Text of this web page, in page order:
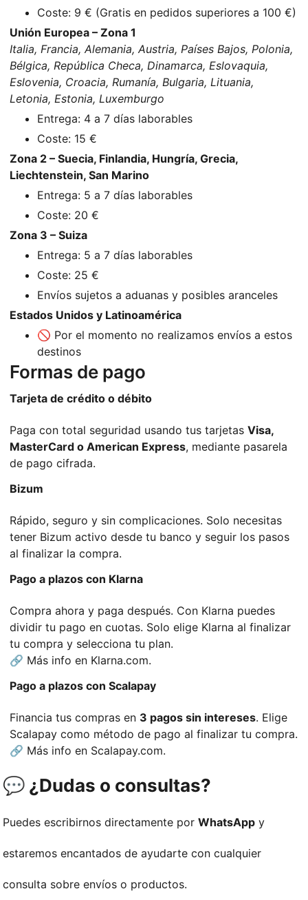
Coste: 9 € (Gratis en pedidos superiores a 100 €)
Unión Europea – Zona 1
Italia, Francia, Alemania, Austria, Países Bajos, Polonia,
Bélgica, República Checa, Dinamarca, Eslovaquia,
Eslovenia, Croacia, Rumanía, Bulgaria, Lituania,
Letonia, Estonia, Luxemburgo
Entrega: 4 a 7 días laborables
Coste: 15 €
Zona 2 – Suecia, Finlandia, Hungría, Grecia,
Liechtenstein, San Marino
Entrega: 5 a 7 días laborables
Coste: 20 €
Zona 3 – Suiza
Entrega: 5 a 7 días laborables
Coste: 25 €
Envíos sujetos a aduanas y posibles aranceles
Estados Unidos y Latinoamérica
🚫 Por el momento no realizamos envíos a estos
destinos
Formas de pago
Tarjeta de crédito o débito
Paga con total seguridad usando tus tarjetasVisa,
MasterCard o American Express, mediante pasarela
de pago cifrada.
Bizum
Rápido, seguro y sin complicaciones. Solo necesitas
tener Bizum activo desde tu banco y seguir los pasos
al finalizar la compra.
Pago a plazos con Klarna
Compra ahora y paga después. Con Klarna puedes
dividir tu pago en cuotas. Solo elige Klarna al finalizar
tu compra y selecciona tu plan.
🔗 Más info en Klarna.com.
Pago a plazos con Scalapay
Financia tus compras en 3 pagos sin intereses. Elige
Scalapay como método de pago al finalizar tu compra.
🔗 Más info en Scalapay.com.
💬 ¿Dudas o consultas?
Puedes escribirnos directamente porWhatsApp y
estaremos encantados de ayudarte con cualquier
consulta sobre envíos o productos.